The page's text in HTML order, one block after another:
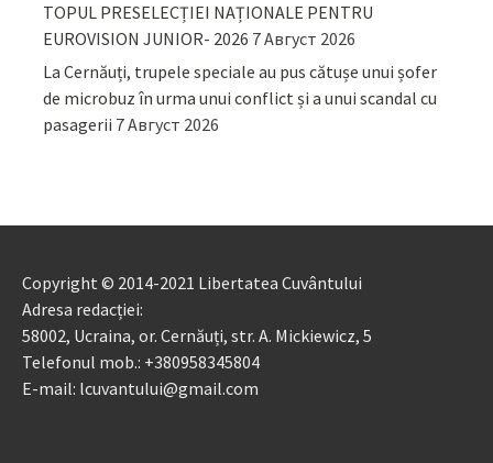
TOPUL PRESELECȚIEI NAȚIONALE PENTRU
EUROVISION JUNIOR- 2026 7 Август 2026
La Cernăuți, trupele speciale au pus cătușe unui șofer
de microbuz în urma unui conflict și a unui scandal cu
pasagerii 7 Август 2026
Copyright © 2014-2021 Libertatea Cuvântului
Adresa redacției:
58002, Ucraina, or. Cernăuți, str. A. Mickiewicz, 5
Telefonul mob.: +380958345804
E-mail: lcuvantului@gmail.com